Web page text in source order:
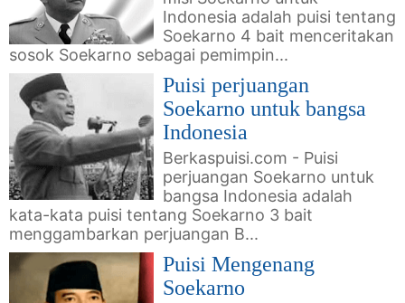
Indonesia adalah puisi tentang
Soekarno 4 bait menceritakan
sosok Soekarno sebagai pemimpin...
Puisi perjuangan
Soekarno untuk bangsa
Indonesia
Berkaspuisi.com - Puisi
perjuangan Soekarno untuk
bangsa Indonesia adalah
kata-kata puisi tentang Soekarno 3 bait
menggambarkan perjuangan B...
Puisi Mengenang
Soekarno